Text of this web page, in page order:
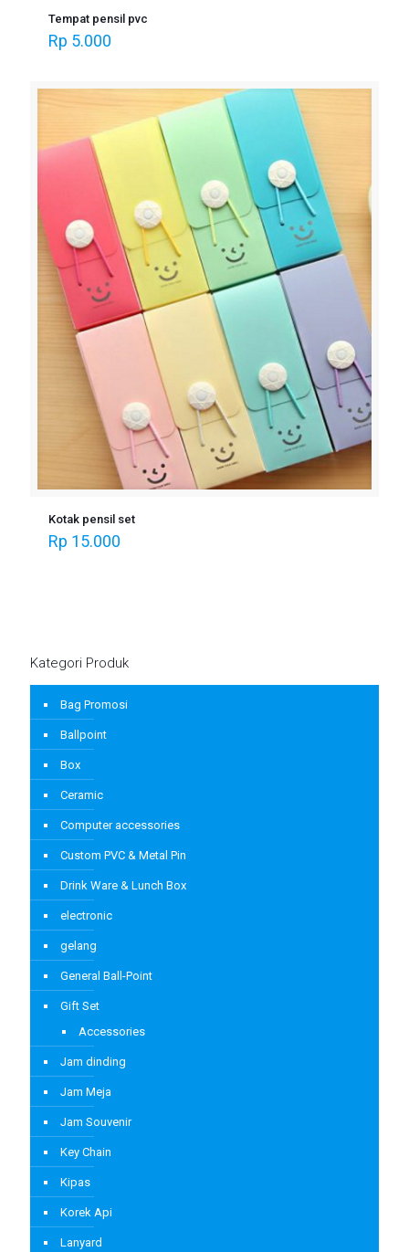
Tempat pensil pvc
Rp 5.000
Kotak pensil set
Rp 15.000
Kategori Produk
Bag Promosi
Ballpoint
Box
Ceramic
Computer accessories
Custom PVC & Metal Pin
Drink Ware & Lunch Box
electronic
gelang
General Ball-Point
Gift Set
Accessories
Jam dinding
Jam Meja
Jam Souvenir
Key Chain
Kipas
Korek Api
Lanyard